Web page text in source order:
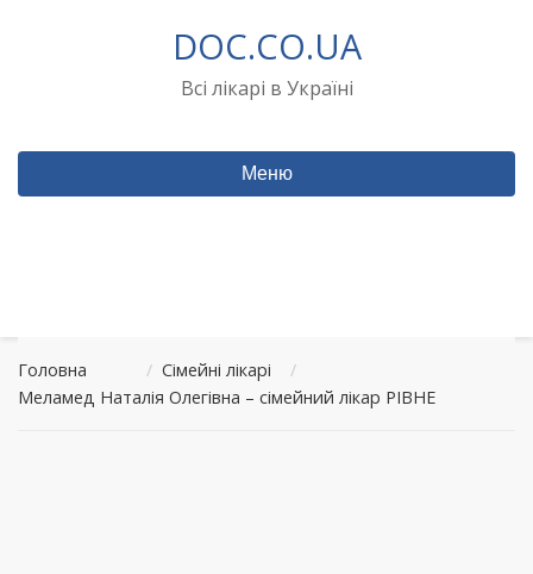
DOC.CO.UA
Всі лікарі в Україні
Меню
Головна / Сімейні лікарі
/
Меламед Наталія Олегівна – сімейний лікар РІВНЕ